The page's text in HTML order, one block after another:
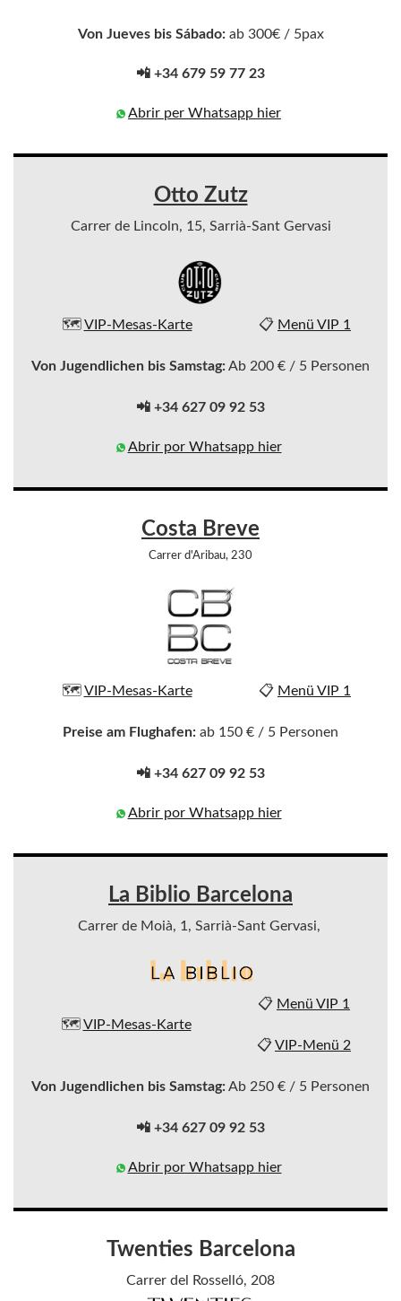
Von Jueves bis Sábado:ab 300€ / 5pax
📲 +34 679 59 77 23
Abrir per Whatsapp hier
Otto Zutz
Carrer de Lincoln, 15, Sarrià-Sant Gervasi
🗺️ VIP-Mesas-Karte 📋 Menü VIP 1
Von Jugendlichen bis Samstag:Ab 200 € / 5 Personen
📲 +34 627 09 92 53
Abrir por Whatsapp hier
Costa Breve
Carrer d'Aribau, 230
🗺️ VIP-Mesas-Karte 📋 Menü VIP 1
Preise am Flughafen: ab 150 € / 5 Personen
📲 +34 627 09 92 53
Abrir por Whatsapp hier
La Biblio Barcelona
Carrer de Moià, 1, Sarrià-Sant Gervasi,
🗺️ VIP-Mesas-Karte
📋 Menü VIP 1
📋VIP-Menü 2
Von Jugendlichen bis Samstag:Ab 250 € / 5 Personen
📲 +34 627 09 92 53
Abrir por Whatsapp hier
Twenties Barcelona
Carrer del Rosselló, 208